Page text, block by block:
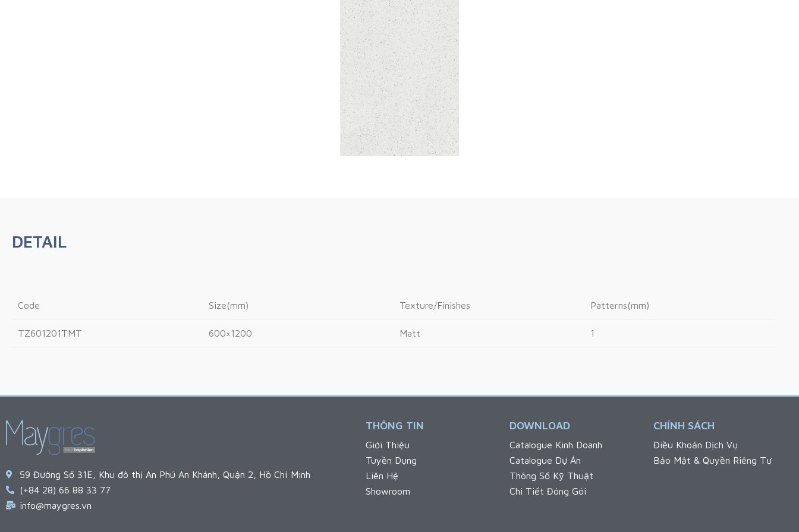
DETAIL
Code Size(mm) Texture/Finishes Patterns(mm)
TZ601201TMT 600×1200 Matt 1
59 Đường Số 31E, Khu đô thị An Phú An Khánh, Quận 2, Hồ Chí Minh
(+84 28) 66 88 33 77
info@maygres.vn
THÔNG TIN
Giới Thiệu
Tuyền Dụng
Liên Hệ
Showroom
DOWNLOAD
Catalogue Kinh Doanh
Catalogue Dự Án
Thông Số Kỹ Thuật
Chi Tiết Đóng Gói
CHÍNH SÁCH
Điều Khoản Dịch Vụ
Bảo Mật & Quyền Riêng Tư